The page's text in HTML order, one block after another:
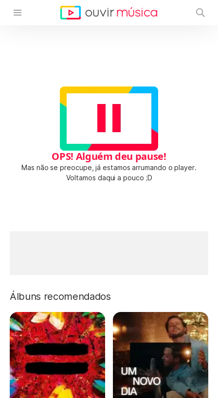
OPS! Alguém deu pause!
Mas não se preocupe, já estamos arrumando o player.
Voltamos daqui a pouco ;D
Álbuns recomendados